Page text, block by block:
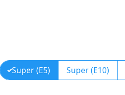
Super (E5) Super (E10)